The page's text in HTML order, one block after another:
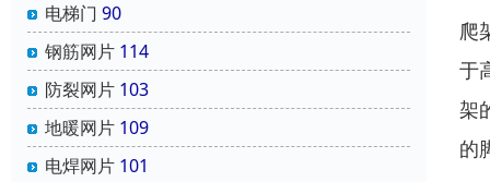
电梯门 90
钢筋网片 114
防裂网片 103
地暖网片 109
电焊网片 101
爬
于
架
的